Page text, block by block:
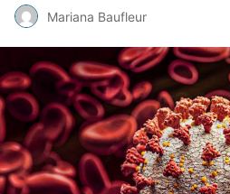
Mariana Baufleur